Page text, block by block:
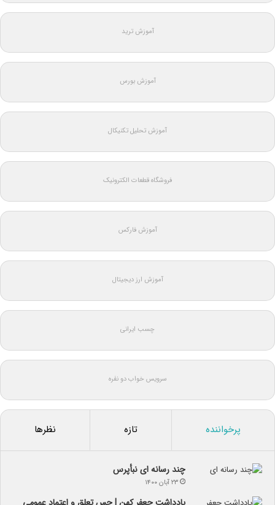
آموزش ترید
آموزش بورس
آموزش تحلیل تکنیکال
فروشگاه قطعات الکترونیک
آموزش فارکس
آموزش ارز دیجیتال
چسب ایرانی
سرویس خواب دو نفره
پرخواننده تازه نظرها
چند رسانه ای نبأپرس
۲۳ آبان ۱۴۰۰